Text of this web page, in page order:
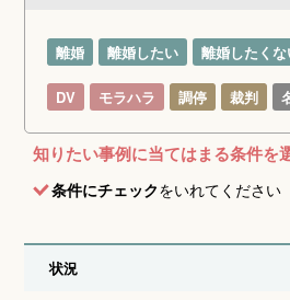
離婚 離婚したい 離婚したく
DV モラハラ 調停 裁判
知りたい事例に当てはまる条件を
条件にチェックをいれてください
状況